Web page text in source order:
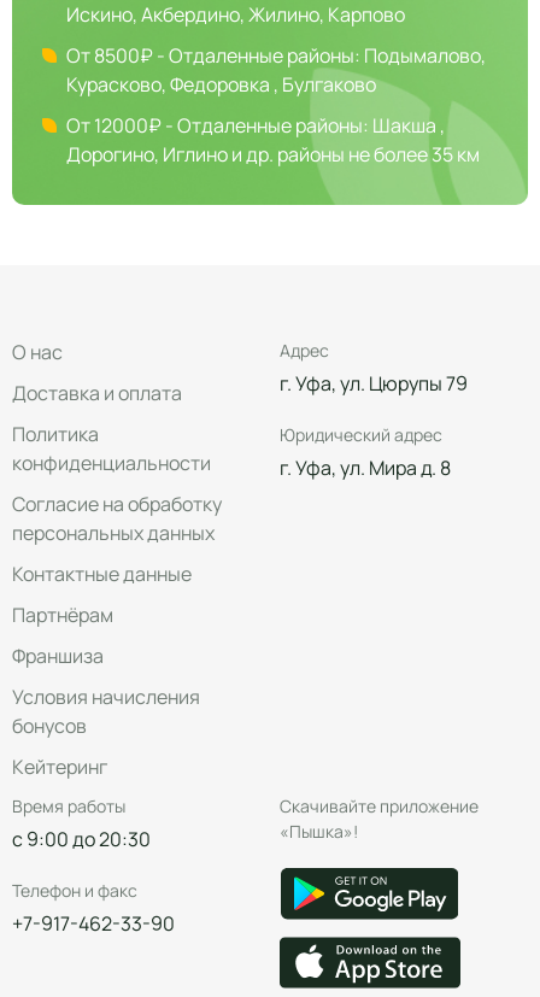
Искино, Акбердино, Жилино, Карпово
От 8500₽ - Отдаленные районы: Подымалово,
Курасково, Федоровка , Булгаково
От 12000₽ - Отдаленные районы: Шакша ,
Дорогино, Иглино и др. районы не более 35 км
О нас
Доставка и оплата
Политика
конфиденциальности
Согласие на обработку
персональных данных
Контактные данные
Партнёрам
Франшиза
Условия начисления
бонусов
Кейтеринг
Адрес
г. Уфа, ул. Цюрупы 79
Юридический адрес
г. Уфа, ул. Мира д. 8
Время работы
с 9:00 до 20:30
Телефон и факс
+7-917-462-33-90
Скачивайте приложение
«Пышка»!